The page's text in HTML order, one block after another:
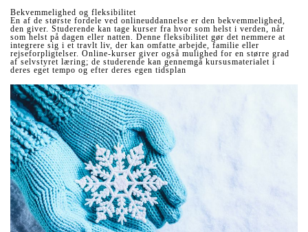
Bekvemmelighed og fleksibilitet
En af de største fordele ved onlineuddannelse er den bekvemmelighed,
den giver. Studerende kan tage kurser fra hvor som helst i verden, når
som helst på dagen eller natten. Denne fleksibilitet gør det nemmere at
integrere sig i et travlt liv, der kan omfatte arbejde, familie eller
rejseforpligtelser. Online-kurser giver også mulighed for en større grad
af selvstyret læring; de studerende kan gennemgå kursusmaterialet i
deres eget tempo og efter deres egen tidsplan